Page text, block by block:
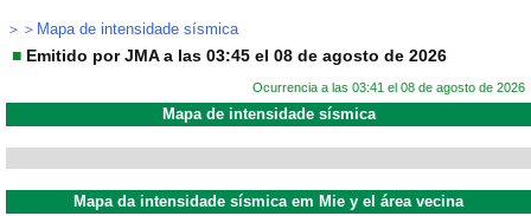
＞＞Mapa de intensidade sísmica
■ Emitido por JMA a las 03:45 el 08 de agosto de 2026
Ocurrencia a las 03:41 el 08 de agosto de 2026
Mapa de intensidade sísmica
Mapa da intensidade sísmica em Mie y el área vecina